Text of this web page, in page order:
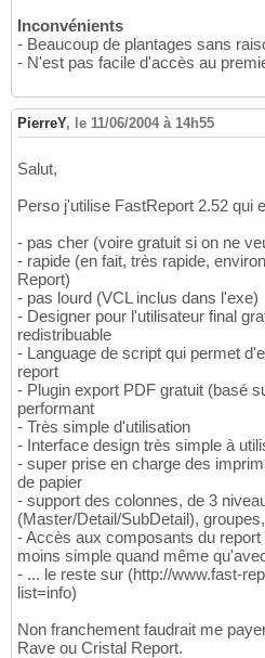
Inconvénients
- Beaucoup de plantages sans
- N'est pas facile d'accès au
PierreY, le 11/06/2004 à 14h55
Salut,
Perso j'utilise FastReport 2.52 qui
- pas cher (voire gratuit si on ne
- rapide (en fait, très rapide,
Report)
- pas lourd (VCL inclus dans l'exe)
- Designer pour l'utilisateur final
redistribuable
- Language de script qui permet
report
- Plugin export PDF gratuit (basé
performant
- Très simple d'utilisation
- Interface design très simple à
- super prise en charge des
de papier
- support des colonnes, de 3
(Master/Detail/SubDetail),
- Accès aux composants du
moins simple quand même
- ... le reste sur (http://www.fast-
list=info)
Non franchement faudrait me
Rave ou Cristal Report.